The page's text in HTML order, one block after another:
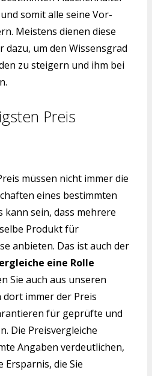
somit alle seine Vor-
Meistens dienen diese
um den Wissensgrad
zu steigern und ihm bei
Preis
müssen nicht immer die
eines bestimmten
kann sein, dass mehrere
Produkt für
anbieten. Das ist auch der
eine Rolle
Sie auch aus unseren
dort immer der Preis
für geprüfte und
Die Preisvergleiche
Angaben verdeutlichen,
Ersparnis, die Sie